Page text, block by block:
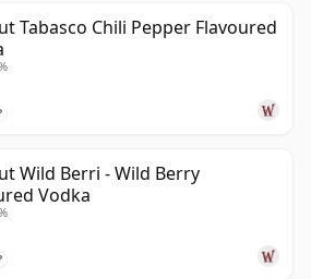
Tabasco Chili Pepper Flavoured
Wild Berri - Wild Berry
Vodka